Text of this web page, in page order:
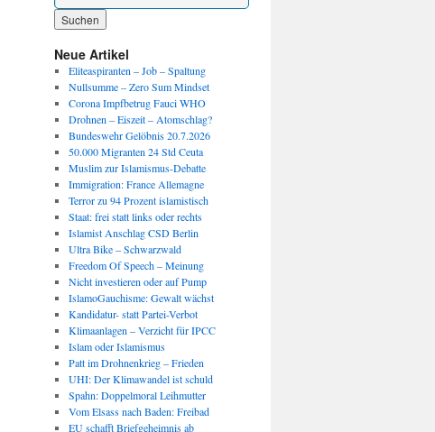
Neue Artikel
Eliteaspiranten – Job – Spaltung
Nullsumme – Zero Sum Mindset
Corona Impfbetrug Fauci WHO
Drohnen – Eiszeit – Atomschlag?
Bundeswehr Gelöbnis 20.7.2026
50.000 Migranten 24 Std Ceuta
Muslim zur Islamismus-Debatte
Immigration: France Allemagne
Terror zu 94 Prozent islamistisch
Staat: frei statt links oder rechts
Islamist Anschlag CSD Berlin
Ultra Bike – Schwarzwald
Freedom Of Speech – Meinung
Nicht investieren oder auf Pump
IslamoGauchisme: Gewalt wächst
Kandidatur- statt Partei-Verbot
Klimaanlagen – Verzicht für IPCC
Islam oder Islamismus
Patt im Drohnenkrieg – Frieden
UHI: Der Klimawandel ist schuld
Spahn: Doppelmoral Leihmutter
Vom Elsass nach Baden: Freibad
EU schafft Briefgeheimnis ab